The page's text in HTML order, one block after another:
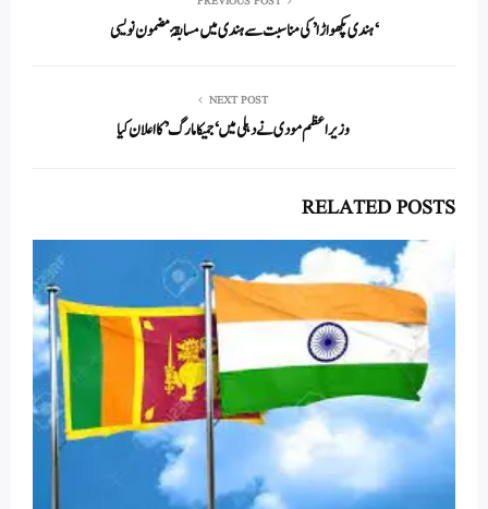
ok
r
In
‘ہندی پکھواڑا’ کی مناسبت سے ہندی میں مسابقۂ مضمون نویسی
NEXT POST
وزیراعظم مودی نے دہلی میں ‘ جمیکا مارگ’ کا اعلان کیا
RELATED POSTS